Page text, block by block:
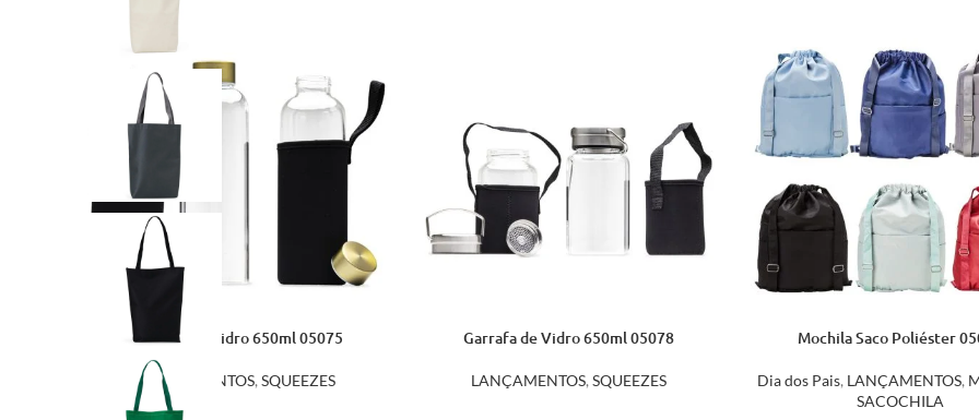
Garrafa de Vidro 650ml 05075
LANÇAMENTOS, SQUEEZES
Garrafa de Vidro 650ml 05078
LANÇAMENTOS, SQUEEZES
Mochila Saco Poliéster
Dia dos Pais, LANÇAMENTOS,
SACOCHILA